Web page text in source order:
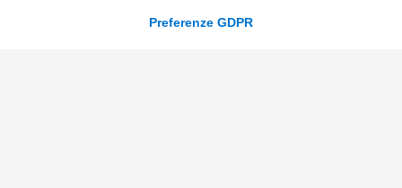
Preferenze GDPR